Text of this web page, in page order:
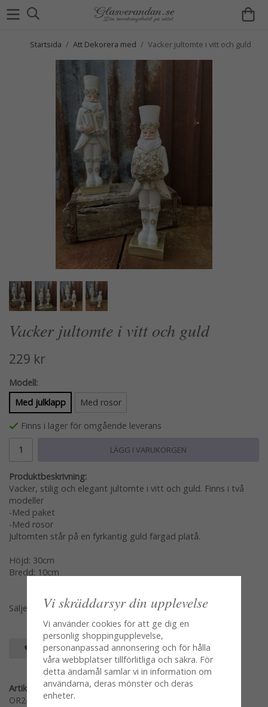
Startsida / Att Dekorera med / Vacker jultomte i vitt och guld
Vacker jultomte i vitt och guld
229 kr
Modell:
Med julklapp
Med rosor
Finns i lager för omgående leverans
LÄGG I VARUKORGEN
Produktbeskrivning:
Vacker, stilig och elegant jultomte i vitt och guld. Finns i två
modeller
-Med paket
-Med rosor
Jultomten står på en fyrkantig guld färgad platå.
Höjd: 30cm
Bredd: 10cm
Säljes var för sig en och en
SPARA SOM FAVORIT
Artikelnummer:
OR2462376
Vi skräddarsyr din upplevelse
Vi använder cookies för att ge dig en
personlig shoppingupplevelse,
personanpassad annonsering och för hålla
våra webbplatser tillförlitliga och säkra. För
detta ändamål samlar vi in information om
användarna, deras mönster och deras
enheter.